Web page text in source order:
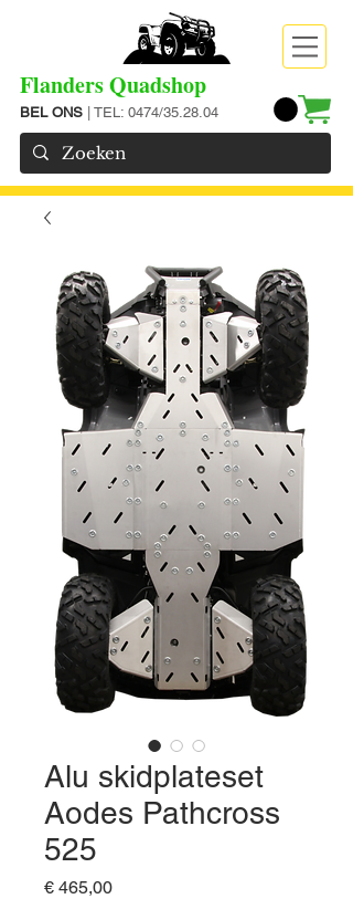
Flanders Quadshop
BEL ONS | TEL: 0474/35.28.04
Alu skidplateset
Aodes Pathcross
525
€ 465,00Prijs